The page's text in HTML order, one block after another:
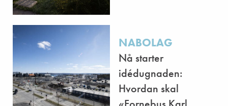
NABOLAG
Nå starter
idédugnaden:
Hvordan skal